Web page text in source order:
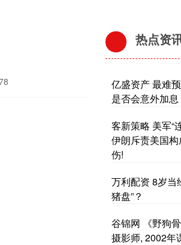
热点资
亿盛资产 最难
是否会意外加息
客新策略 美军“
伊朗斥责美国构
伤!
万利配资 8岁当
猪盘”？
谷锦网 《野狗
摄影师, 2002年